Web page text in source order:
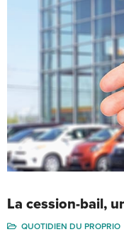
La cession-bail,
QUOTIDIEN DU PROPRIO